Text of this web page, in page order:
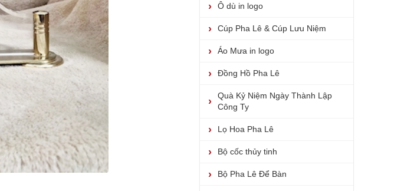
Ô dù in logo
Cúp Pha Lê & Cúp Lưu Niệm
Áo Mưa in logo
Đồng Hồ Pha Lê
Quà Kỷ Niệm Ngày Thành Lập
Công Ty
Lọ Hoa Pha Lê
Bộ cốc thủy tinh
Bộ Pha Lê Để Bàn